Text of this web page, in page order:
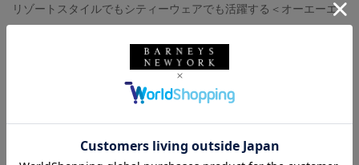
リゾートスタイルでもシティーウェアでも活躍する＜オーエーエ
元の開いたスキッパーポロは涼しげな印象を演出してくれます！
カラーバリエーションも豊富ですのでお好みのスタイルをお選び
足元には＜アイランド スリッパー＞を合わせました。スエードタ